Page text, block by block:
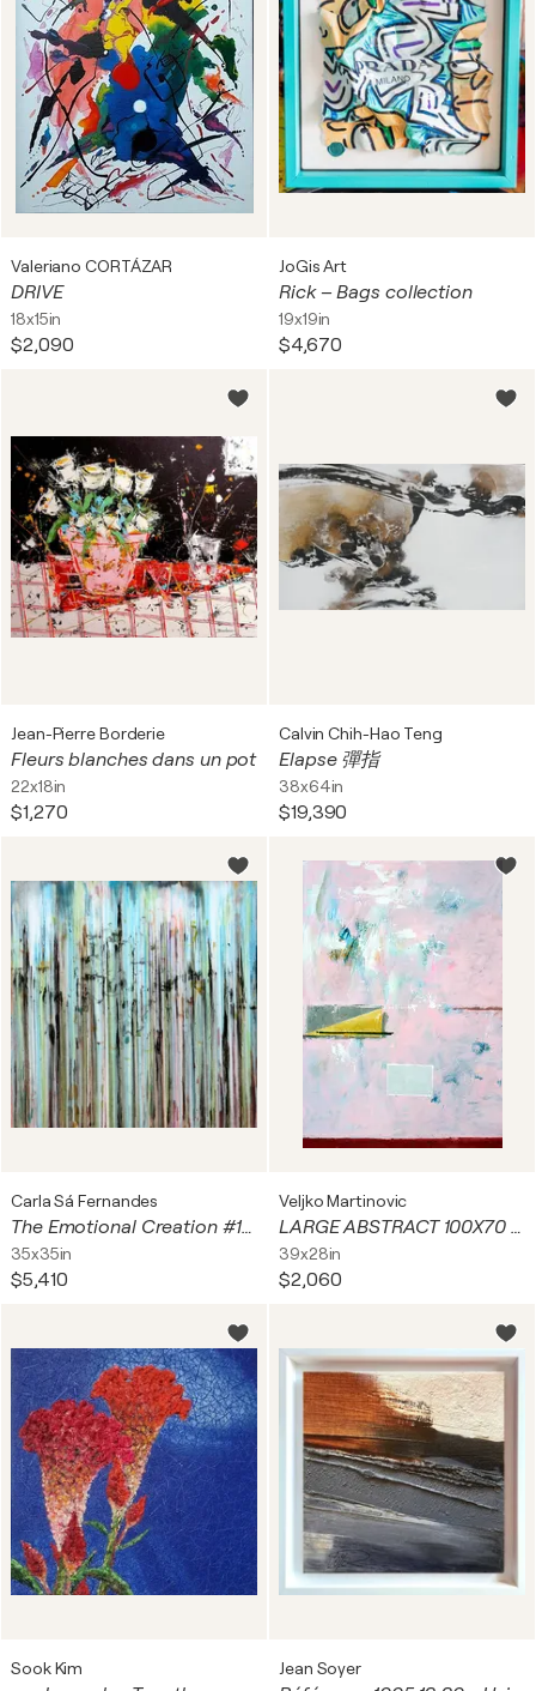
Valeriano CORTÁZAR
DRIVE
18x15in
$2,090
JoGis Art
Rick – Bags collection
19x19in
$4,670
Jean-Pierre Borderie
Fleurs blanches dans un pot
22x18in
$1,270
Calvin Chih-Hao Teng
Elapse 彈指
38x64in
$19,390
Carla Sá Fernandes
The Emotional Creation #193
35x35in
$5,410
Veljko Martinovic
LARGE ABSTRACT 100X70 RETURN HOME
39x28in
$2,060
Sook Kim Jean Soyer